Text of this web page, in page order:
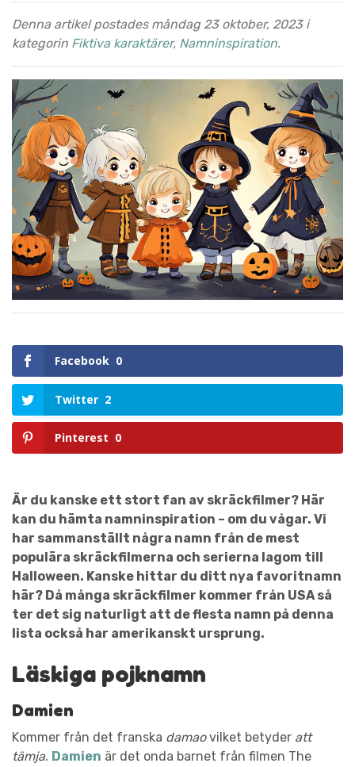
Denna artikel postades måndag 23 oktober, 2023 i
kategorin Fiktiva karaktärer, Namninspiration.
Facebook 0
Twitter 2
Pinterest 0
Är du kanske ett stort fan av skräckfilmer? Här
kan du hämta namninspiration – om du vågar. Vi
har sammanställt några namn från de mest
populära skräckfilmerna och serierna lagom till
Halloween. Kanske hittar du ditt nya favoritnamn
här? Då många skräckfilmer kommer från USA så
ter det sig naturligt att de flesta namn på denna
lista också har amerikanskt ursprung.
Läskiga pojknamn
Damien
Kommer från det franska damaovilket betyder att
tämja. Damien är det onda barnet från filmen The